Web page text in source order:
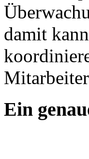
damit
Ein